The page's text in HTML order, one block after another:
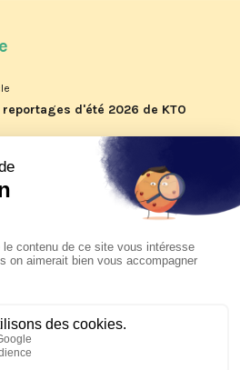
reportages d'été 2026 de KTO
visite pastorale du pape Léon
à Assise à suivre sur KTO le